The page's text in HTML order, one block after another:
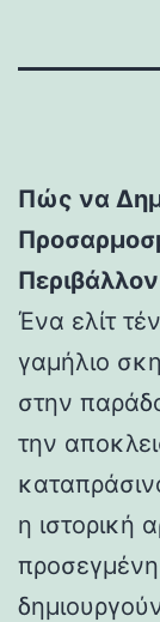
Πώς να
Ένα ελίτ
γαμήλιο
στην
την
η ιστορική